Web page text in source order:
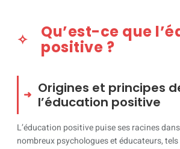
Qu’est-ce que
positive ?
Origines et principes
l’éducation positive
L’éducation positive puise ses racines
nombreux psychologues et éducateurs,